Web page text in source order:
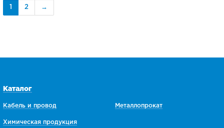
2 →
Каталог
Кабель и провод
Химическая продукция
Металлопрокат